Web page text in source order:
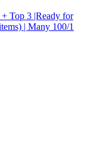
Top 3 |Ready for
| Many 100/1